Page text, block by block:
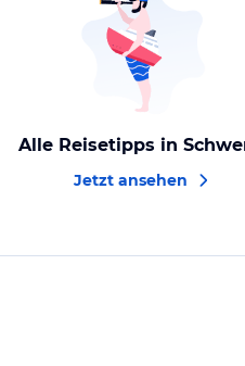
Alle Reisetipps in
Jetzt ansehen